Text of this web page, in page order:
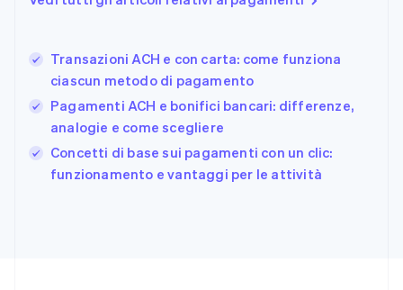
Transazioni ACH e con carta: come funziona
ciascun metodo di pagamento
Pagamenti ACH e bonifici bancari: differenze,
analogie e come scegliere
Concetti di base sui pagamenti con un clic:
funzionamento e vantaggi per le attività
FrançaisEnglish
Giappone
日本語 English
English
Grecia
English
India